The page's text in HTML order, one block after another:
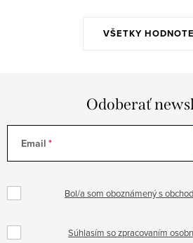
VŠETKY
Odoberať
Email
Bol/a som oboznámený s
Súhlasím so zpracovaním